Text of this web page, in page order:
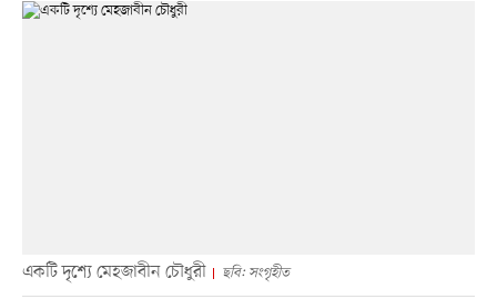
একটি দৃশ্যে মেহজাবীন চৌধুরী ছবি: সংগৃহীত